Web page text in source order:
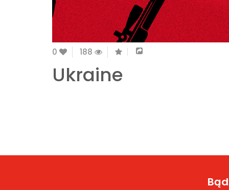
0 188
Ukraine